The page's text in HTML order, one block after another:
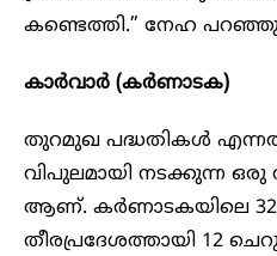
കണ്ടെത്തി.” നേഹ
കാർവാർ (കർണാടക)
തുറമുഖ പദ്ധതികൾ
വിപുലമായി നടക്കുന്ന
ആണ്. കർണാടകയിലെ 320
തീരപ്രദേശത്തായി 12